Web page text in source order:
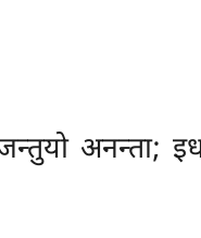
अनन्ता;